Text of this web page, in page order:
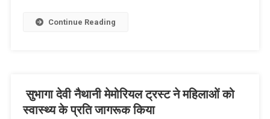
Continue Reading
सुभागा देवी नैथानी मेमोरियल ट्रस्ट ने महिलाओं को
स्वास्थ्य के प्रति जागरूक किया